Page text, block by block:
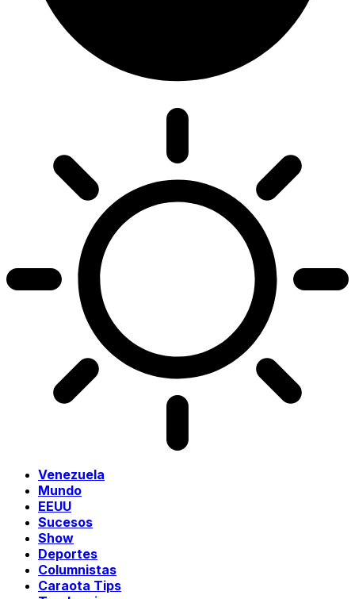
Venezuela
Mundo
EEUU
Sucesos
Show
Deportes
Columnistas
Caraota Tips